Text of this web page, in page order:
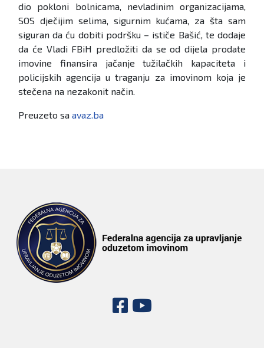
dio pokloni bolnicama, nevladinim organizacijama,
SOS dječijim selima, sigurnim kućama, za šta sam
siguran da ću dobiti podršku – ističe Bašić, te dodaje
da će Vladi FBiH predložiti da se od dijela prodate
imovine finansira jačanje tužilačkih kapaciteta i
policijskih agencija u traganju za imovinom koja je
stečena na nezakonit način.
Preuzeto sa avaz.ba